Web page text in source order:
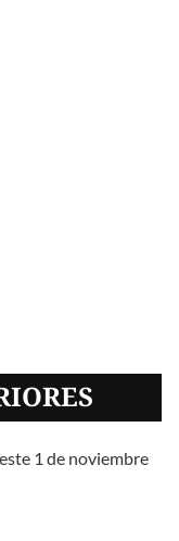
1 de noviembre